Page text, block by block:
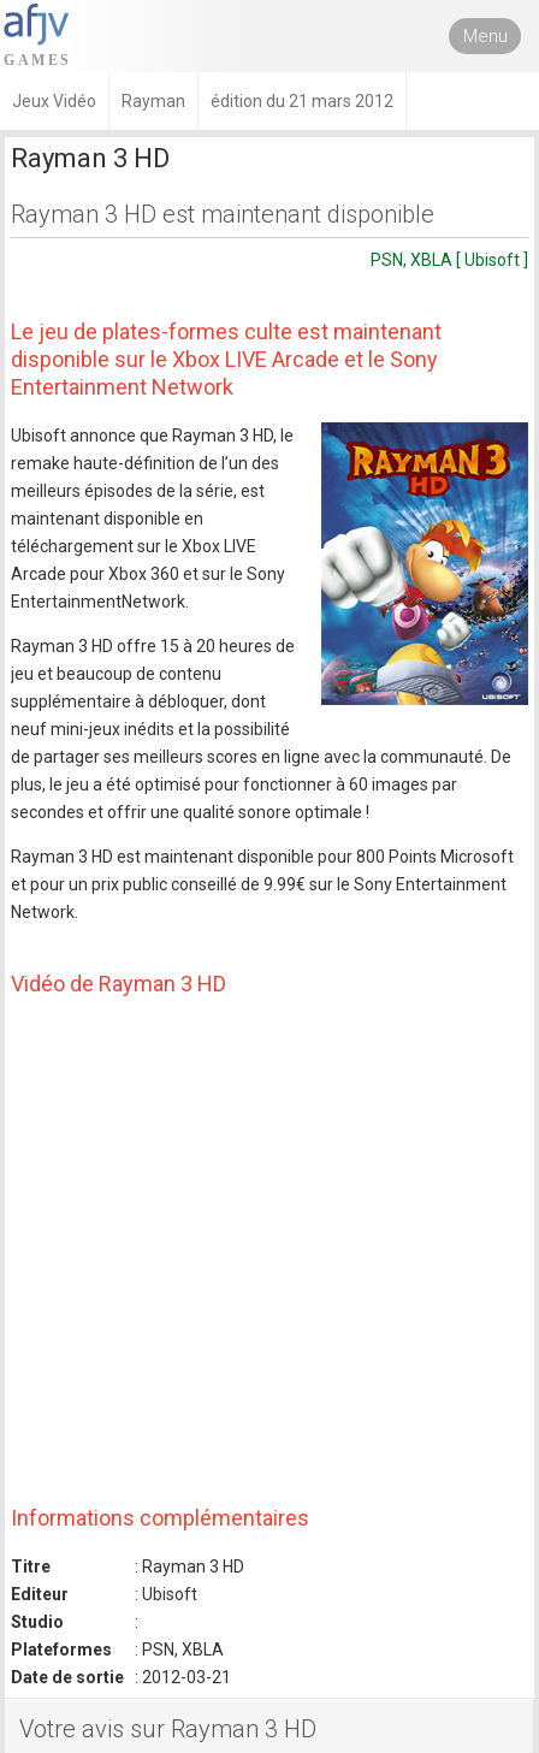
Menu
Jeux Vidéo Rayman édition du 21 mars 2012
Rayman 3 HD
Rayman 3 HD est maintenant disponible
PSN, XBLA [ Ubisoft ]
Le jeu de plates-formes culte est maintenant
disponible sur le Xbox LIVE Arcade et le Sony
Entertainment Network
Ubisoft annonce que Rayman 3 HD, le
remake haute-définition de l’un des
meilleurs épisodes de la série, est
maintenant disponible en
téléchargement sur le Xbox LIVE
Arcade pour Xbox 360 et sur le Sony
EntertainmentNetwork.
Rayman 3 HD offre 15 à 20 heures de
jeu et beaucoup de contenu
supplémentaire à débloquer, dont
neuf mini-jeux inédits et la possibilité
de partager ses meilleurs scores en ligne avec la communauté. De
plus, le jeu a été optimisé pour fonctionner à 60 images par
secondes et offrir une qualité sonore optimale !
Rayman 3 HD est maintenant disponible pour 800 Points Microsoft
et pour un prix public conseillé de 9.99€ sur le Sony Entertainment
Network.
Vidéo de Rayman 3 HD
Informations complémentaires
Titre
: Rayman 3 HD
Editeur
: Ubisoft
Studio
:
Plateformes
: PSN, XBLA
Date de sortie
: 2012-03-21
Votre avis sur Rayman 3 HD